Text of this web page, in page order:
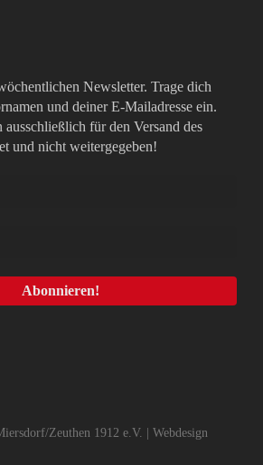
Newsletter. Trage dich
und deiner E-Mailadresse ein.
für den Versand des
und nicht weitergegeben!
Zeuthen 1912 e.V. | Webdesign